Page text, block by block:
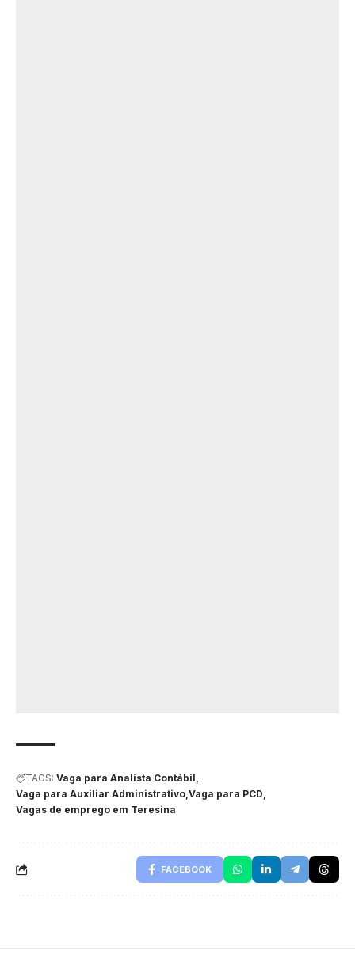
TAGS: Vaga para Analista Contábil
Vaga para Auxiliar Administrativo Vaga para PCD
Vagas de emprego em Teresina
FACEBOOK